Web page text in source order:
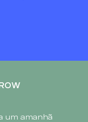
um amanhã